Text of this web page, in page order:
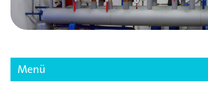
Menü